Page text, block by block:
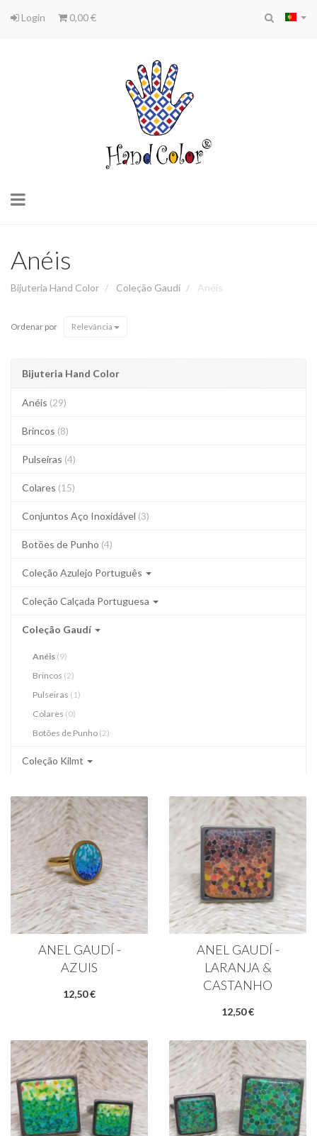
Login 0,00 €
Toggle
Anéis
Bijuteria Hand Color Coleção Gaudí Anéis
Ordenar por Relevância
Bijuteria Hand Color
Anéis (29)
Brincos (8)
Pulseiras (4)
Colares (15)
Conjuntos Aço Inoxidável (3)
Botões de Punho (4)
Coleção Azulejo Português
Coleção Calçada Portuguesa
Coleção Gaudí
Anéis (9)
Brincos (2)
Pulseiras (1)
Colares (0)
Botões de Punho (2)
Coleção Kilmt
ANEL GAUDÍ -
AZUIS
12,50 €
ANEL GAUDÍ -
LARANJA &
CASTANHO
12,50 €